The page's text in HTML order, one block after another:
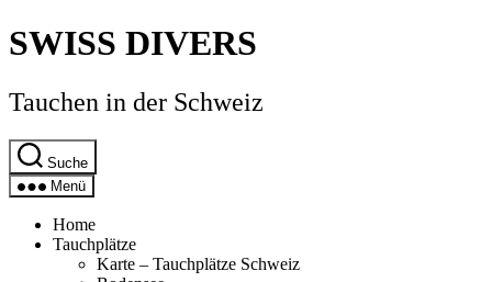
Direkt
zum
wechseln
SWISS DIVERS
Tauchen in der Schweiz
Suche
Menü
Home
Tauchplätze
Karte – Tauchplätze Schweiz